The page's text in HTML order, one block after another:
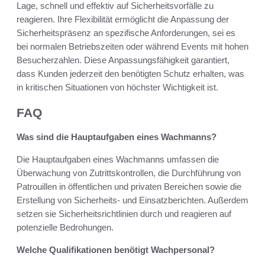
Lage, schnell und effektiv auf Sicherheitsvorfälle zu
reagieren. Ihre Flexibilität ermöglicht die Anpassung der
Sicherheitspräsenz an spezifische Anforderungen, sei es
bei normalen Betriebszeiten oder während Events mit hohen
Besucherzahlen. Diese Anpassungsfähigkeit garantiert,
dass Kunden jederzeit den benötigten Schutz erhalten, was
in kritischen Situationen von höchster Wichtigkeit ist.
FAQ
Was sind die Hauptaufgaben eines Wachmanns?
Die Hauptaufgaben eines Wachmanns umfassen die
Überwachung von Zutrittskontrollen, die Durchführung von
Patrouillen in öffentlichen und privaten Bereichen sowie die
Erstellung von Sicherheits- und Einsatzberichten. Außerdem
setzen sie Sicherheitsrichtlinien durch und reagieren auf
potenzielle Bedrohungen.
Welche Qualifikationen benötigt Wachpersonal?